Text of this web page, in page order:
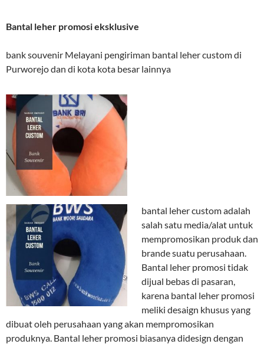
Bantal leher promosi eksklusive
bank souvenir Melayani pengiriman bantal leher custom di
Purworejo dan di kota kota besar lainnya
bantal leher custom adalah
salah satu media/alat untuk
mempromosikan produk dan
brande suatu perusahaan.
Bantal leher promosi tidak
dijual bebas di pasaran,
karena bantal leher promosi
meliki desaign khusus yang
dibuat oleh perusahaan yang akan mempromosikan
produknya. Bantal leher promosi biasanya didesign dengan